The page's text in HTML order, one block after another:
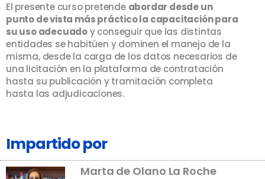
El presente curso pretende abordar desde un
punto de vista más práctico la capacitación para
su uso adecuadoy conseguir que las distintas
entidades se habitúen y dominen el manejo de la
misma, desde la carga de los datos necesarios de
una licitación en la plataforma de contratación
hasta su publicación y tramitación completa
hasta las adjudicaciones.
Impartido por
Marta de Olano La Roche